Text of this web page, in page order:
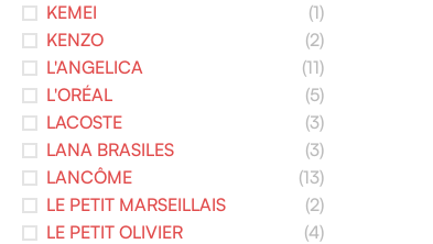
KEMEI
(1)
KENZO
(2)
L'ANGELICA
(11)
L'ORÉAL
(5)
LACOSTE
(3)
LANA BRASILES
(3)
LANCÔME
(13)
LE PETIT MARSEILLAIS
(2)
LE PETIT OLIVIER
(4)